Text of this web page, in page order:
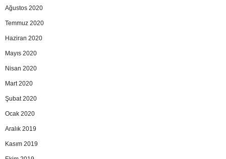
Ağustos 2020
Temmuz 2020
Haziran 2020
Mayıs 2020
Nisan 2020
Mart 2020
Şubat 2020
Ocak 2020
Aralık 2019
Kasım 2019